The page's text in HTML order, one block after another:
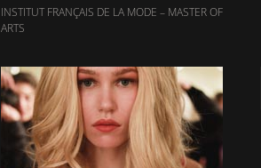
INSTITUT FRANÇAIS DE LA MODE – MASTER OF
ARTS